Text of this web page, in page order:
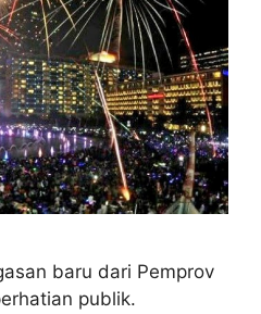
baru dari Pemprov
publik.